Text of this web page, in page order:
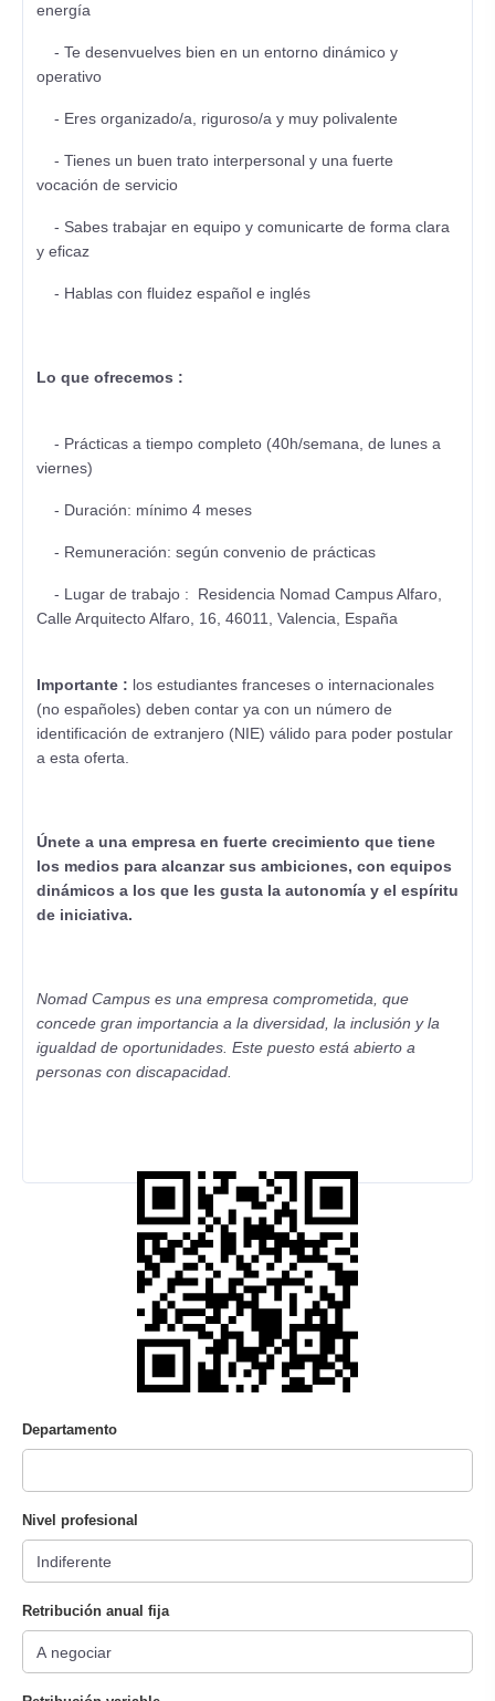
energía
- Te desenvuelves bien en un entorno dinámico y
operativo
- Eres organizado/a, riguroso/a y muy polivalente
- Tienes un buen trato interpersonal y una fuerte
vocación de servicio
- Sabes trabajar en equipo y comunicarte de forma clara
y eficaz
- Hablas con fluidez español e inglés
Lo que ofrecemos :
- Prácticas a tiempo completo (40h/semana, de lunes a
viernes)
- Duración: mínimo 4 meses
- Remuneración: según convenio de prácticas
- Lugar de trabajo : Residencia Nomad Campus Alfaro,
Calle Arquitecto Alfaro, 16, 46011, Valencia, España
Importante : los estudiantes franceses o internacionales
(no españoles) deben contar ya con un número de
identificación de extranjero (NIE) válido para poder postular
a esta oferta.
Únete a una empresa en fuerte crecimiento que tiene
los medios para alcanzar sus ambiciones, con equipos
dinámicos a los que les gusta la autonomía y el espíritu
de iniciativa.
Nomad Campus es una empresa comprometida, que
concede gran importancia a la diversidad, la inclusión y la
igualdad de oportunidades. Este puesto está abierto a
personas con discapacidad.
Departamento
Nivel profesional
Retribución anual fija